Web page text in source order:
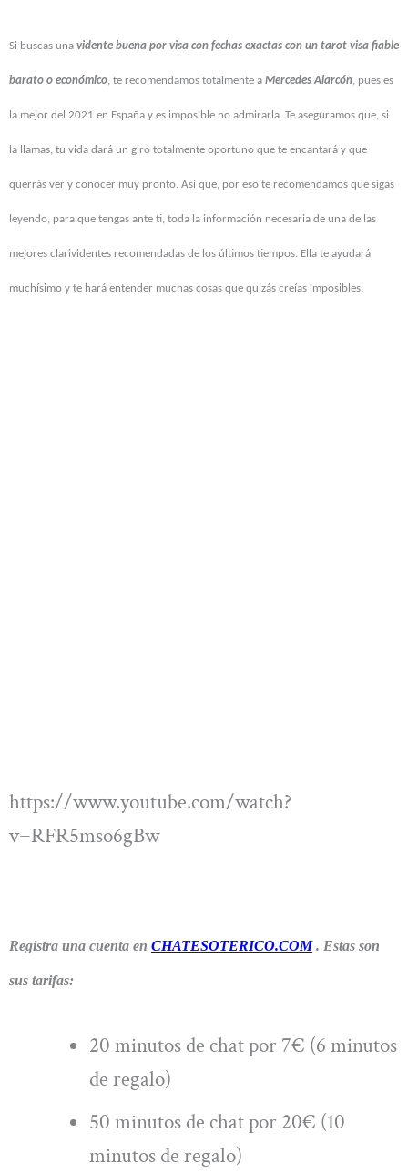
Si buscas una vidente buena por visa con fechas exactas con un tarot visa fiable
barato o económico , te recomendamos totalmente a Mercedes Alarcón , pues es
la mejor del 2021 en España y es imposible no admirarla. Te aseguramos que, si
la llamas, tu vida dará un giro totalmente oportuno que te encantará y que
querrás ver y conocer muy pronto. Así que, por eso te recomendamos que sigas
leyendo, para que tengas ante ti, toda la información necesaria de una de las
mejores clarividentes recomendadas de los últimos tiempos. Ella te ayudará
muchísimo y te hará entender muchas cosas que quizás creías imposibles.
https://www.youtube.com/watch?
v=RFR5mso6gBw
Registra una cuenta en CHATESOTERICO.COM. Estas son
sus tarifas:
20 minutos de chat por 7€ (6 minutos
de regalo)
50 minutos de chat por 20€ (10
minutos de regalo)